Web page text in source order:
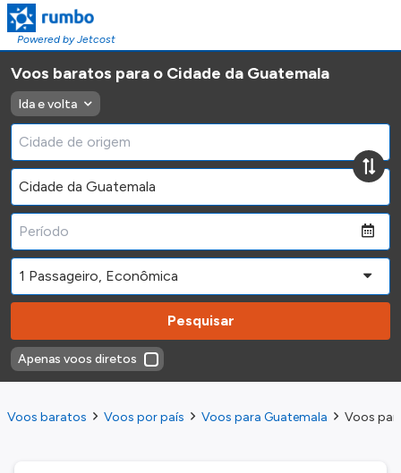
Powered by Jetcost
Voos baratos para o Cidade da Guatemala
Ida e volta
Pesquisar
Apenas voos diretos
Voos baratos Voos por país Voos para Guatemala Voos